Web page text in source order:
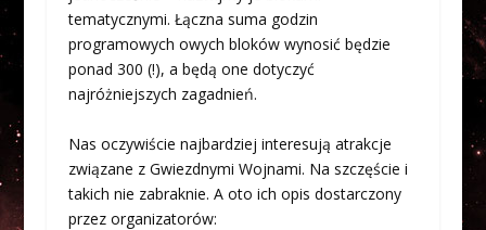
tematycznymi. Łączna suma godzin
programowych owych bloków wynosić będzie
ponad 300 (!), a będą one dotyczyć
najróżniejszych zagadnień.
Nas oczywiście najbardziej interesują atrakcje
związane z Gwiezdnymi Wojnami. Na szczęście i
takich nie zabraknie. A oto ich opis dostarczony
przez organizatorów: